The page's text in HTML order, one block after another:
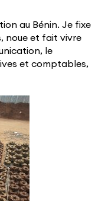
au Bénin. Je fixe
noue et fait vivre
le
et comptables,